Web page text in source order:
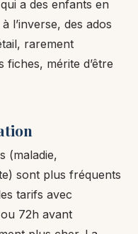
a des enfants en
l’inverse, des ados
rarement
fiches, mérite d’être
(maladie,
sont plus fréquents
tarifs avec
72h avant